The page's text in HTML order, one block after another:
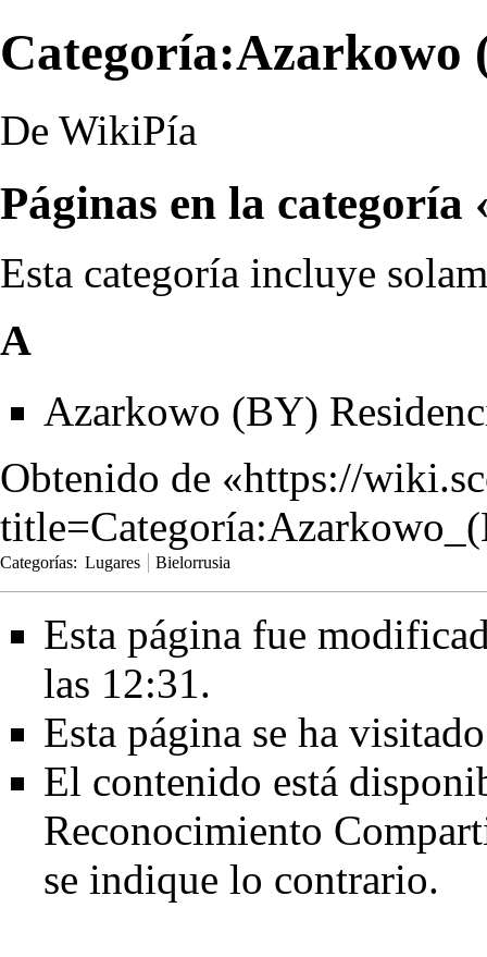
Categoría:Azarkowo
De WikiPía
Páginas en la
Esta categoría incluye
A
Azarkowo (BY)
Obtenido de «https://
Categorías: Lugares Bielorrusia
Esta página fue
las 12:31.
Esta página se ha
El contenido está
Reconocimiento
se indique lo contrario.